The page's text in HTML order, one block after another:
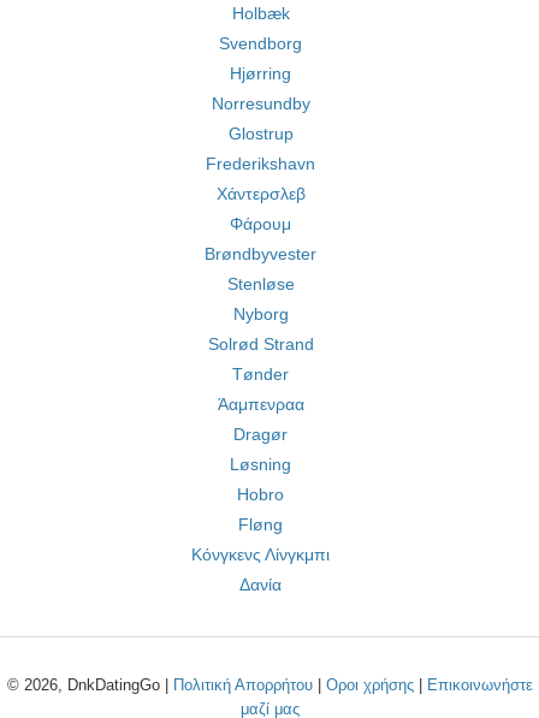
Holbæk
Svendborg
Hjørring
Norresundby
Glostrup
Frederikshavn
Χάντερσλεβ
Φάρουμ
Brøndbyvester
Stenløse
Nyborg
Solrød Strand
Tønder
Άαμπενραα
Dragør
Løsning
Hobro
Fløng
Κόνγκενς Λίνγκμπι
Δανία
© 2026, DnkDatingGo | Πολιτική Απορρήτου| Οροι χρήσης|
Επικοινωνήστε
μαζί μας